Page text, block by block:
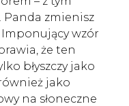
Panda zmienisz
wzór
że ten
błyszczy jako
jako
na słoneczne